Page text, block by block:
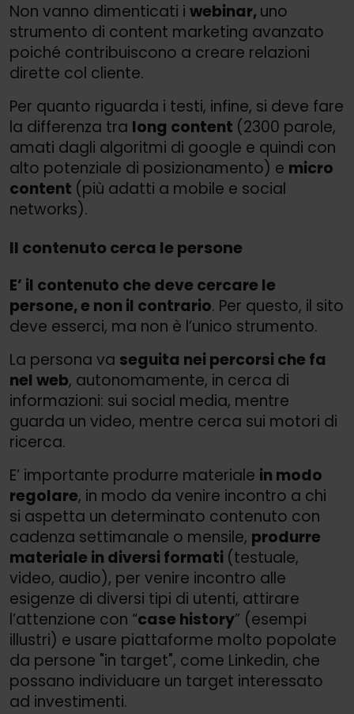
Non vanno dimenticati i webinar,uno
strumento di content marketing avanzato
poiché contribuiscono a creare relazioni
dirette col cliente.
Per quanto riguarda i testi, infine, si deve fare
la differenza tra long content (2300 parole,
amati dagli algoritmi di google e quindi con
alto potenziale di posizionamento) e micro
content (più adatti a mobile e social
networks).
Il contenuto cerca le persone
E’ il contenuto che deve cercare le
persone, e non il contrario. Per questo, il sito
deve esserci, ma non è l’unico strumento.
La persona va seguita nei percorsi che fa
nel web, autonomamente, in cerca di
informazioni: sui social media, mentre
guarda un video, mentre cerca sui motori di
ricerca.
E’ importante produrre materiale in modo
regolare, in modo da venire incontro a chi
si aspetta un determinato contenuto con
cadenza settimanale o mensile, produrre
materiale in diversi formati (testuale,
video, audio), per venire incontro alle
esigenze di diversi tipi di utenti, attirare
l’attenzione con “case history” (esempi
illustri) e usare piattaforme molto popolate
da persone "in target", come Linkedin, che
possano individuare un target interessato
ad investimenti.